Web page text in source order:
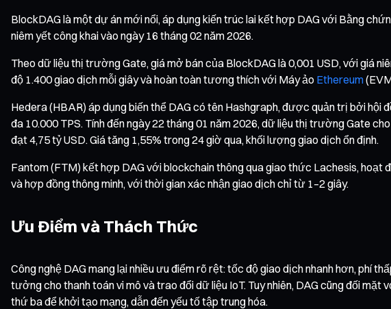
BlockDAG là một dự án mới nổi, áp dụng kiến trúc lai kết hợp DAG với Bằng
niêm yết công khai vào ngày 16 tháng 02 năm 2026.
Theo dữ liệu thị trường Gate, giá mở bán của BlockDAG là 0,001 USD, với giá
độ 1.400 giao dịch mỗi giây và hoàn toàn tương thích với Máy ảo Ethereum
Hedera (HBAR) áp dụng biến thể DAG có tên Hashgraph, được quản trị bởi hội
đa 10.000 TPS. Tính đến ngày 22 tháng 01 năm 2026, dữ liệu thị trường Gate
đạt 4,75 tỷ USD. Giá tăng 1,55% trong 24 giờ qua, khối lượng giao dịch ổn định.
Fantom (FTM) kết hợp DAG với blockchain thông qua giao thức Lachesis,
và hợp đồng thông minh, với thời gian xác nhận giao dịch chỉ từ 1–2 giây.
Ưu Điểm và Thách Thức
Công nghệ DAG mang lại nhiều ưu điểm rõ rệt: tốc độ giao dịch nhanh hơn, phí
tưởng cho thanh toán vi mô và trao đổi dữ liệu IoT. Tuy nhiên, DAG cũng đối
thứ ba để khởi tạo mạng, dẫn đến yếu tố tập trung hóa.